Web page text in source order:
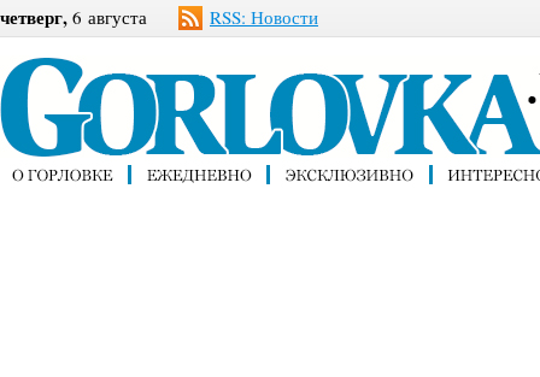
четверг, 6 августа RSS: Новости